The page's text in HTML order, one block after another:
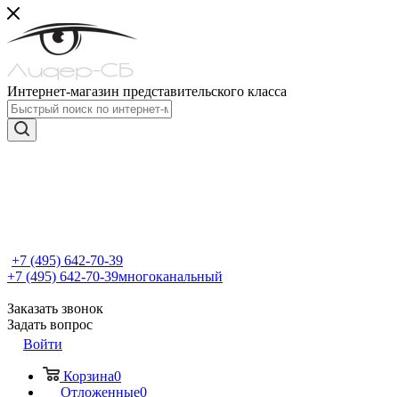
Интернет-магазин представительского класса
+7 (495) 642-70-39
+7 (495) 642-70-39многоканальный
Заказать звонок
Задать вопрос
Войти
Корзина0
Отложенные0